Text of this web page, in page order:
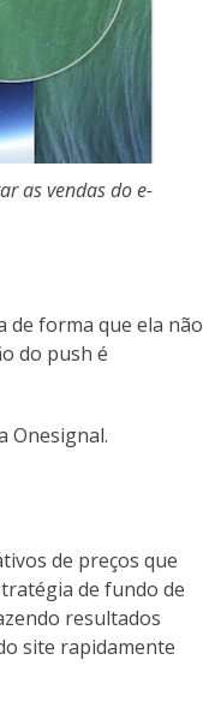
as vendas do e-
de forma que ela não
do push é
Onesignal.
de preços que
de fundo de
resultados
site rapidamente